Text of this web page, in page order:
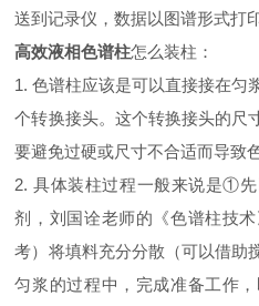
送到记录仪，数据以图谱形式打
高效液相色谱柱怎么装柱：
1. 色谱柱应该是可以直接接在匀
个转换接头。这个转换接头的尺
要避免过硬或尺寸不合适而导致
2. 具体装柱过程一般来说是①
剂，刘国诠老师的《色谱柱技
考）将填料充分分散（可以借
匀浆的过程中，完成准备工作